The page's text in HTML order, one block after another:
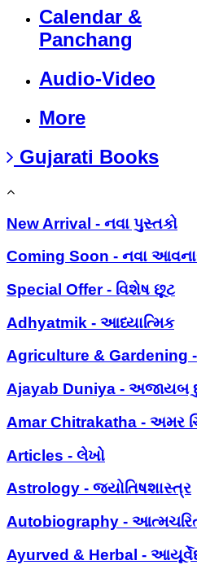
Calendar &
Panchang
Audio-Video
More
Gujarati Books
New Arrival - નવા પુસ્તકો
Coming Soon - નવા
Special Offer - વિશેષ છૂટ
Adhyatmik - આધ્યાત્મિક
Agriculture & Gardening -
Ajayab Duniya - અજાયબ
Amar Chitrakatha - અમર
Articles - લેખો
Astrology - જ્યોતિષશાસ્ત્ર
Autobiography -
Ayurved & Herbal -